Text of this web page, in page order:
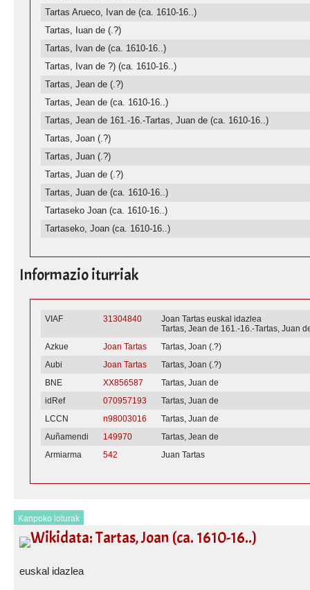
Tartas Arueco, Ivan de (ca. 1610-16..)
Tartas, Iuan de (.?)
Tartas, Ivan de (ca. 1610-16..)
Tartas, Ivan de ?) (ca. 1610-16..)
Tartas, Jean de (.?)
Tartas, Jean de (ca. 1610-16..)
Tartas, Jean de 161.-16.-Tartas, Juan de (ca. 1610-16..)
Tartas, Joan (.?)
Tartas, Juan (.?)
Tartas, Juan de (.?)
Tartas, Juan de (ca. 1610-16..)
Tartaseko Joan (ca. 1610-16..)
Tartaseko, Joan (ca. 1610-16..)
Informazio iturriak
VIAF 31304840
Joan Tartas euskal idazlea
Tartas, Jean de 161.-16.-Tartas, Juan
Azkue
Joan Tartas
Tartas, Joan (.?)
Aubi
Joan Tartas
Tartas, Joan (.?)
BNE
XX856587
Tartas, Juan de
idRef
070957193
Tartas, Juan de
LCCN
n98003016
Tartas, Juan de
Auñamendi
149970
Tartas, Jean de
Armiarma
542 Juan Tartas
Kanpoko loturak
Wikidata: Tartas, Joan (ca. 1610-16..)
euskal idazlea